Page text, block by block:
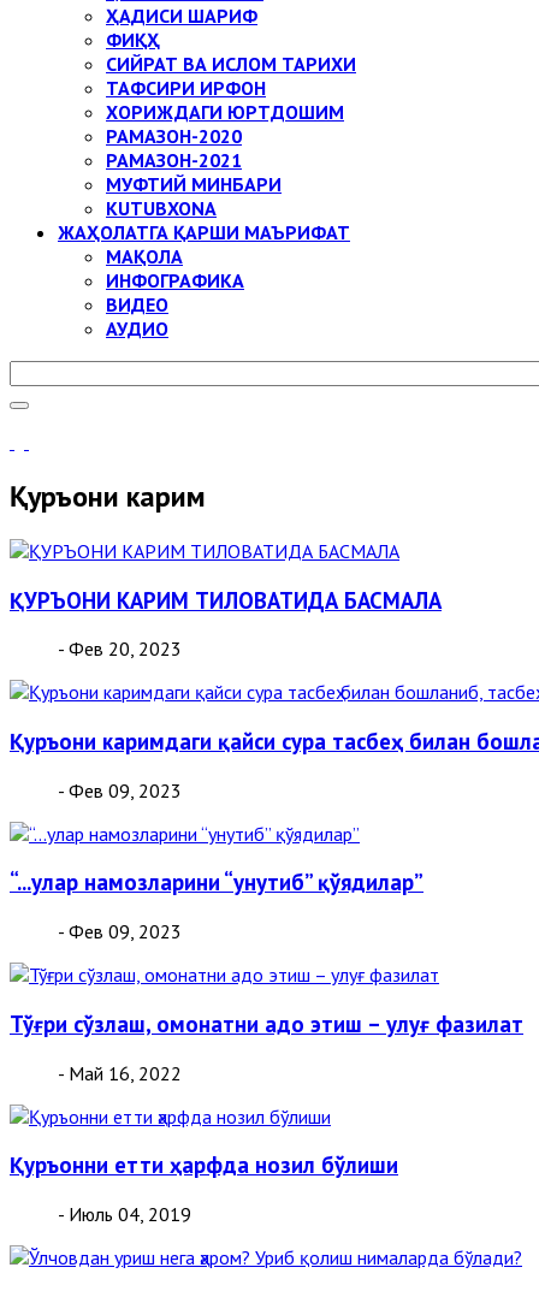
ҲАДИСИ ШАРИФ
ФИҚҲ
СИЙРАТ ВА ИСЛОМ ТАРИХИ
ТАФСИРИ ИРФОН
ХОРИЖДАГИ ЮРТДОШИМ
РАМАЗОН-2020
РАМАЗОН-2021
МУФТИЙ МИНБАРИ
KUTUBXONA
ЖАҲОЛАТГА ҚАРШИ МАЪРИФАТ
МАҚОЛА
ИНФОГРАФИКА
ВИДЕО
АУДИО
Қуръони карим
ҚУРЪОНИ КАРИМ ТИЛОВАТИДА БАСМАЛА
- Фев 20, 2023
Қуръони каримдаги қайси сура тасбеҳ билан
- Фев 09, 2023
“...улар намозларини “унутиб” қўядилар”
- Фев 09, 2023
Тўғри сўзлаш, омонатни адо этиш – улуғ фазилат
- Май 16, 2022
Қуръонни етти ҳарфда нозил бўлиши
- Июль 04, 2019